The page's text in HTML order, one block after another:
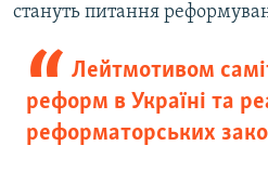
стануть питання
Лейтмотивом
реформ в Україні та
реформаторських